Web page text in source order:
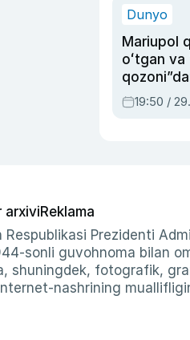
Dunyo
Mariupol
oʻtgan va
qahramon
armiyasi
19:50 /
arxiviReklama
Respublikasi Prezidenti
sonli guvohnoma bilan
shuningdek, fotografik,
nashrining